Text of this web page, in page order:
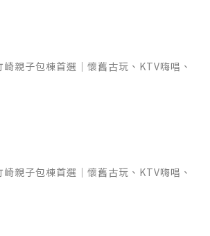
崎親子包棟首選｜懷舊古玩、KTV嗨唱、
崎親子包棟首選｜懷舊古玩、KTV嗨唱、